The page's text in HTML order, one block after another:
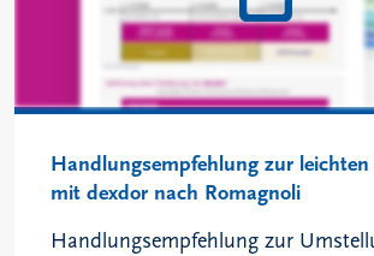
Handlungsempfehlung zur leichten
mit dexdor nach Romagnoli
Handlungsempfehlung zur